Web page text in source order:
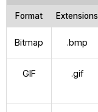
Format Extensions
Bitmap .bmp
GIF
.gif